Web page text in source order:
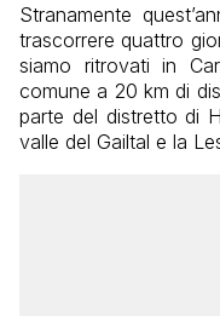
Stranamente
trascorrere quattro
siamo ritrovati in
comune a 20 km di
parte del distretto di
valle del Gailtal e la